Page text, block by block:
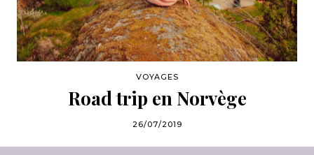
VOYAGES
Road trip en Norvège
26/07/2019